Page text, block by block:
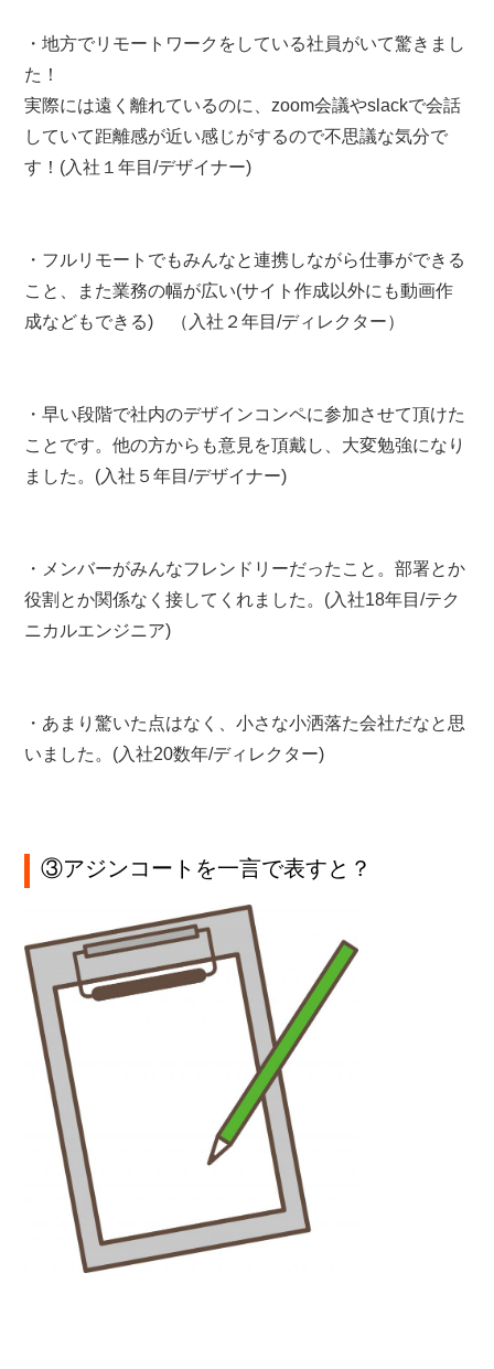
・地方でリモートワークをしている社員がいて驚きまし
た！
実際には遠く離れているのに、zoom会議やslackで会話
していて距離感が近い感じがするので不思議な気分で
す！(入社１年目/デザイナー)
・フルリモートでもみんなと連携しながら仕事ができる
こと、また業務の幅が広い(サイト作成以外にも動画作
成などもできる) （入社２年目/ディレクター）
・早い段階で社内のデザインコンペに参加させて頂けた
ことです。他の方からも意見を頂戴し、大変勉強になり
ました。(入社５年目/デザイナー)
・メンバーがみんなフレンドリーだったこと。部署とか
役割とか関係なく接してくれました。(入社18年目/テク
ニカルエンジニア)
・あまり驚いた点はなく、小さな小洒落た会社だなと思
いました。(入社20数年/ディレクター)
③アジンコートを一言で表すと？